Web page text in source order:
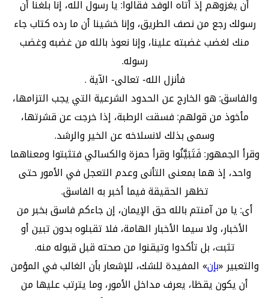
أن يغزوهم إذ أتاه الوفد فقالوا: يا رسول الله، إنا بلغنا أن
رسولك رجع من نصف الطريق، وإنا خشينا أن ما رده كتاب جاء
منك لغضب غضبته علينا، وإنا نعوذ بالله من غضبه وغضب
رسوله.
فأنزل الله- تعالى- الآية .
والفاسق: هو الخارج عن الحدود الشرعية التي يجب التزامها،
مأخوذ من قولهم: فسقت الرطبة، إذا خرجت عن قشرتها،
وسمى بذلك لانسلاخه عن الخير والرشد.
وقرأ الجمهور: فَتَبَيَّنُوا وقرأ حمزة والكسائي فتثبتوا ومعناهما
واحد، إذ هما بمعنى التأنى وعدم التعجل في الأمور حتى
تظهر الحقيقة فيما أخبر به الفاسق.
أى: يا من آمنتم بالله حق الإيمان، إن جاءكم فاسق بخبر من
الأخبار، ولا سيما الأخبار الهامة، فلا تقبلوه بدون تبين أو
تثبت، بل تأكدوا وتيقنوا من صحته قبل قبوله منه.
والتعبير «بإن» المفيدة للشك، للإشعار بأن الغالب في المؤمن
أن يكون يقظا، يعرف مداخل الأمور، وما يترتب عليها من